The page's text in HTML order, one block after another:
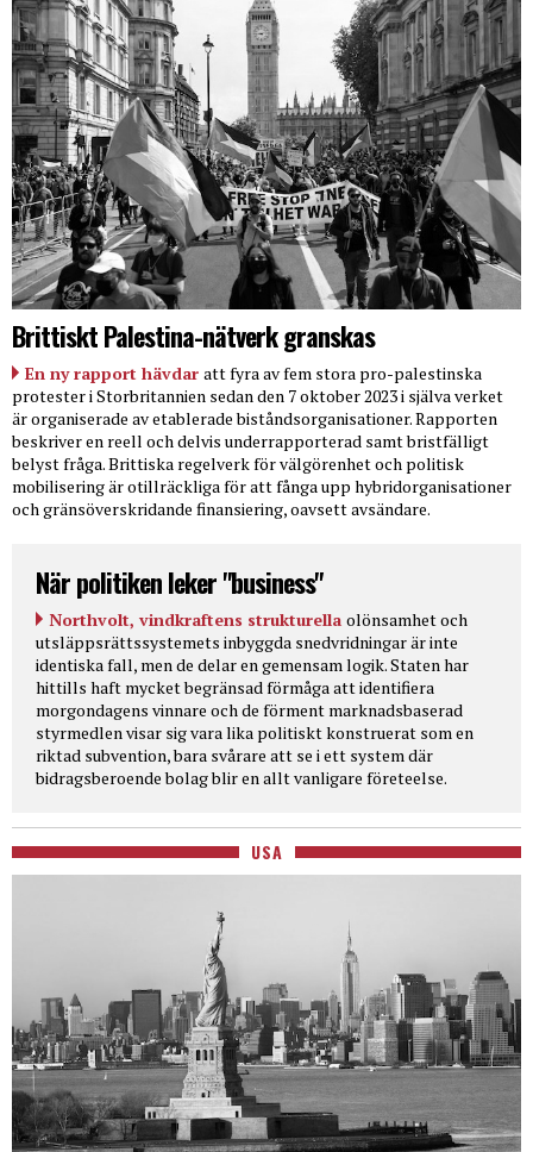
Brittiskt Palestina-nätverk granskas
En ny rapport hävdar att fyra av fem stora pro-palestinska
protester i Storbritannien sedan den 7 oktober 2023 i själva verket
är organiserade av etablerade biståndsorganisationer. Rapporten
beskriver en reell och delvis underrapporterad samt bristfälligt
belyst fråga. Brittiska regelverk för välgörenhet och politisk
mobilisering är otillräckliga för att fånga upp hybridorganisationer
och gränsöverskridande finansiering, oavsett avsändare.
När politiken leker "business"
Northvolt, vindkraftens strukturella olönsamhet och
utsläppsrättssystemets inbyggda snedvridningar är inte
identiska fall, men de delar en gemensam logik. Staten har
hittills haft mycket begränsad förmåga att identifiera
morgondagens vinnare och de förment marknadsbaserad
styrmedlen visar sig vara lika politiskt konstruerat som en
riktad subvention, bara svårare att se i ett system där
bidragsberoende bolag blir en allt vanligare företeelse.
USA